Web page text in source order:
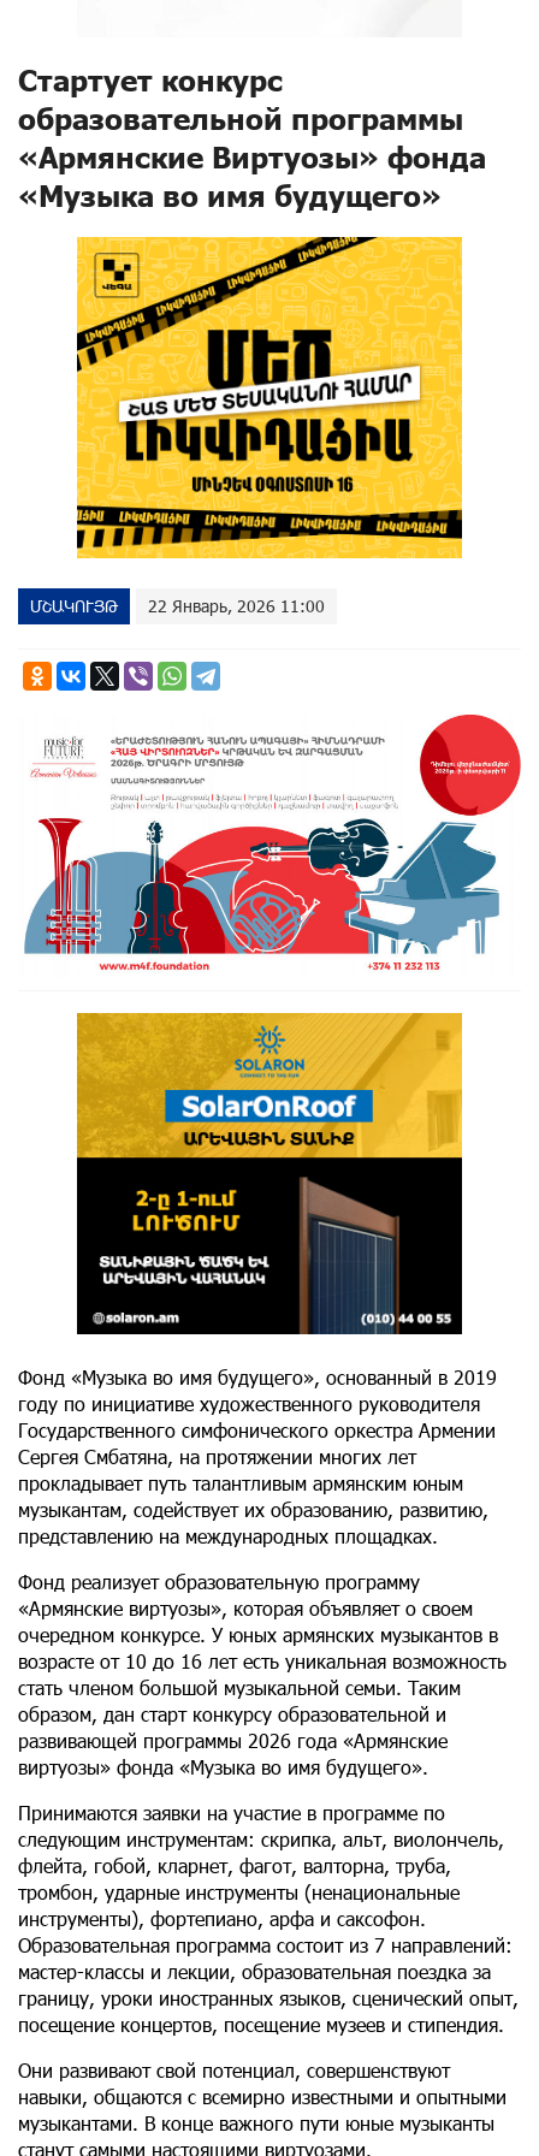
Стартует конкурс
образовательной программы
«Армянские Виртуозы» фонда
«Музыка во имя будущего»
ՄՇԱԿՈՒՅԹ 22 Январь, 2026 11:00
Фонд «Музыка во имя будущего», основанный в 2019
году по инициативе художественного руководителя
Государственного симфонического оркестра Армении
Сергея Смбатяна, на протяжении многих лет
прокладывает путь талантливым армянским юным
музыкантам, содействует их образованию, развитию,
представлению на международных площадках.
Фонд реализует образовательную программу
«Армянские виртуозы», которая объявляет о своем
очередном конкурсе. У юных армянских музыкантов в
возрасте от 10 до 16 лет есть уникальная возможность
стать членом большой музыкальной семьи. Таким
образом, дан старт конкурсу образовательной и
развивающей программы 2026 года «Армянские
виртуозы» фонда «Музыка во имя будущего».
Принимаются заявки на участие в программе по
следующим инструментам: скрипка, альт, виолончель,
флейта, гобой, кларнет, фагот, валторна, труба,
тромбон, ударные инструменты (ненациональные
инструменты), фортепиано, арфа и саксофон.
Образовательная программа состоит из 7 направлений:
мастер-классы и лекции, образовательная поездка за
границу, уроки иностранных языков, сценический опыт,
посещение концертов, посещение музеев и стипендия.
Они развивают свой потенциал, совершенствуют
навыки, общаются с всемирно известными и опытными
музыкантами. В конце важного пути юные музыканты
станут самыми настоящими виртуозами.